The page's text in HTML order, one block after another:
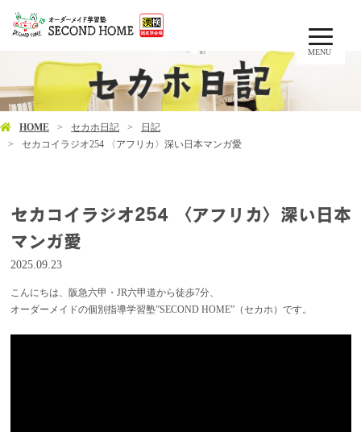
MENU
HOME セカホ日記
日記
セカコイラジオ254 〈アフリカ〉深い日本マンガ愛
セカコイラジオ254 〈アフリカ〉深い日本
マンガ愛
2025.09.23
こんにちは、阪急六甲・JR六甲道から徒歩7分、
オーダーメイドの個別指導学習塾”SECOND HOME”（セカホ）です。